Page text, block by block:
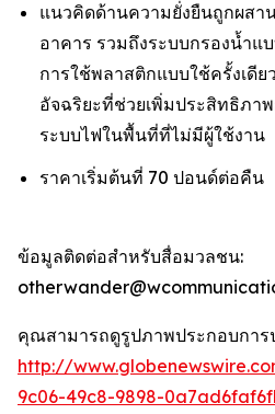
แนวคิดด้านความยั่งยืนถูกผสา
อาคาร รวมถึงระบบกรองน้ำ
การใช้พลาสติกแบบใช้ครั้งเดีย
อัจฉริยะที่ช่วยเพิ่มประสิทธิภา
ระบบไฟในพื้นที่ที่ไม่มีผู้ใช้งาน
ราคาเริ่มต้นที่ 70 ปอนด์ต่อคืน
ข้อมูลติดต่อสำหรับสื่อมวลชน:
คุณสามารถดูรูปภาพประกอบการ
http://
9c06-49c8-9898-